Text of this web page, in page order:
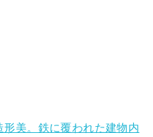
美。鉄に覆われた建物内